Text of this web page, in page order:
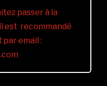
passer à la
est recommandé
email :